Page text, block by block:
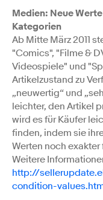
Medien: Neue
Kategorien
Ab Mitte März 2011
"Comics", "Filme &
Videospiele" und
Artikelzustand zu
„neuwertig“ und
leichter, den Artikel
wird es für Käufer
finden, indem sie
Werten noch exakter
Weitere
http://
condition-